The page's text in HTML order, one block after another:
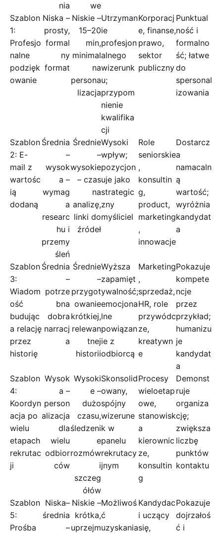
nia
we
Szablon
1:
Profesjo
nalne
podzięk
owanie
Niska –
prosty,
formal
ny
format
Niskie –
15–20
min,
minimal
na
persona
lizacja
Utrzyman
ie
profesjon
alnego
wizerunk
u;
przypom
nienie
kwalifika
cji
Korporacj
e, finanse,
prawo,
sektor
publiczny
Punktual
ność i
formalno
ść; łatwe
do
spersonal
izowania
Szablon
2: E-
mail z
wartośc
ią
dodaną
Średnia
–
wysok
a –
wymag
a
researc
hu i
przemy
śleń
Średnie
–
wysokie
– czas
na
analizę,
linki do
źródeł
Wysoki
wpływ;
pozycjon
uje jako
strategic
zny
myśliciel
Role
seniorskie
,
konsultin
g,
product,
marketing
,
innowacje
Dostarcz
a
namacaln
ą
wartość;
wyróżnia
kandydat
a
Szablon
3:
Wiadom
ość
budując
a relację
przez
historię
Średnia
–
potrze
bna
dobra
narracj
a
Średnie
–
przygot
owanie
krótkiej,
relewan
tnej
historii
Wyższa
zapamięt
ywalność;
emocjona
lne
powiązan
ie z
odbiorcą
Marketing
,
sprzedaż,
HR, role
przywódc
ze,
kreatywn
e
Pokazuje
kompete
ncje
przez
przykład;
humanizu
je
kandydat
a
Szablon
4:
Koordyn
acja po
wielu
etapach
rekrutac
ji
Wysok
a –
person
alizacja
dla
wielu
odbior
ców
Wysoki
e –
dużo
czasu,
śledzeni
e
rozmów
i
szczeg
ółów
Skonsolid
owany,
spójny
wizerune
k w
panelu
rekrutacy
jnym
Procesy
wieloetap
owe,
stanowisk
a
kierownic
ze,
konsultin
g
Demonst
ruje
organiza
cję;
zwiększa
liczbę
punktów
kontaktu
Szablon
5:
Prośba
Niska–
średnia
–
Niskie –
krótka,
uprzejm
Możliwoś
ć
uzyskania
Kandydac
i uczący
się,
Pokazuje
dojrzałoś
ć i